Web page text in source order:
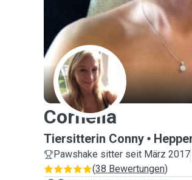
C
Cornelia
Tiersitterin Conny
Pawshake sitter seit März 2017
(38 Bewertungen)